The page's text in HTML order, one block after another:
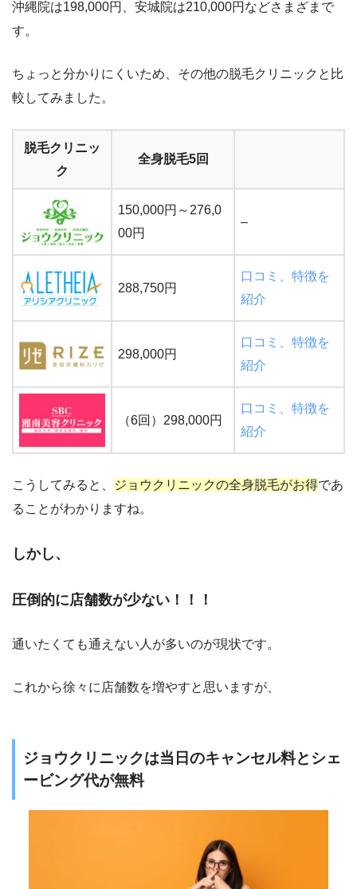
沖縄院は198,000円、安城院は210,000円などさまざまで
す。
ちょっと分かりにくいため、その他の脱毛クリニックと比
較してみました。
脱毛クリニッ
ク
全身脱毛5回
150,000円～276,0
00円
–
288,750円
口コミ、特徴を
紹介
298,000円
口コミ、特徴を
紹介
（6回）298,000円
口コミ、特徴を
紹介
こうしてみると、 ジョウクリニックの全身脱毛がお得であ
ることがわかりますね。
しかし、
圧倒的に店舗数が少ない！！！
通いたくても通えない人が多いのが現状です。
これから徐々に店舗数を増やすと思いますが、
ジョウクリニックは当日のキャンセル料とシェ
ービング代が無料